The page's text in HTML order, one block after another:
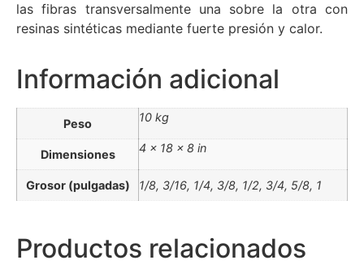
las fibras transversalmente una sobre la otra con
resinas sintéticas mediante fuerte presión y calor.
Información adicional
Peso 10 kg
Dimensiones 4 × 18 × 8 in
Grosor (pulgadas) 1/8, 3/16, 1/4, 3/8, 1/2, 3/4, 5/8, 1
Productos relacionados